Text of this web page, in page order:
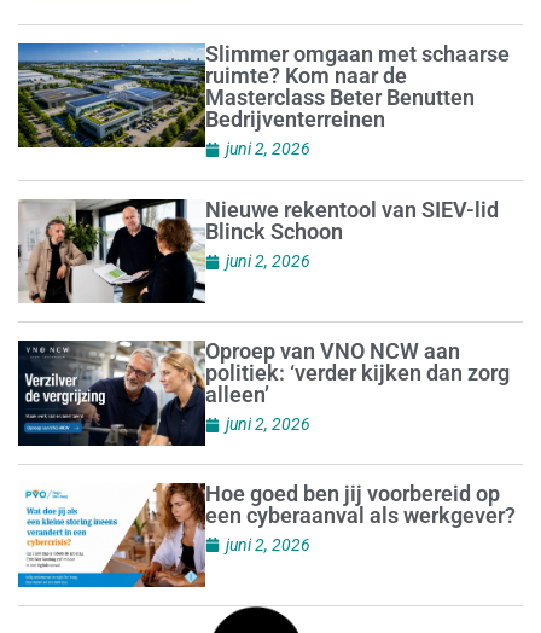
Slimmer omgaan met schaarse
ruimte? Kom naar de
Masterclass Beter Benutten
Bedrijventerreinen
juni 2, 2026
Nieuwe rekentool van SIEV-lid
Blinck Schoon
juni 2, 2026
Oproep van VNO NCW aan
politiek: ‘verder kijken dan zorg
alleen’
juni 2, 2026
Hoe goed ben jij voorbereid op
een cyberaanval als werkgever?
juni 2, 2026